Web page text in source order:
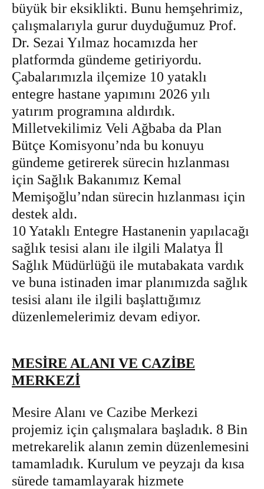
büyük bir eksiklikti. Bunu hemşehrimiz,
çalışmalarıyla gurur duyduğumuz Prof.
Dr. Sezai Yılmaz hocamızda her
platformda gündeme getiriyordu.
Çabalarımızla ilçemize 10 yataklı
entegre hastane yapımını 2026 yılı
yatırım programına aldırdık.
Milletvekilimiz Veli Ağbaba da Plan
Bütçe Komisyonu’nda bu konuyu
gündeme getirerek sürecin hızlanması
için Sağlık Bakanımız Kemal
Memişoğlu’ndan sürecin hızlanması için
destek aldı.
10 Yataklı Entegre Hastanenin yapılacağı
sağlık tesisi alanı ile ilgili Malatya İl
Sağlık Müdürlüğü ile mutabakata vardık
ve buna istinaden imar planımızda sağlık
tesisi alanı ile ilgili başlattığımız
düzenlemelerimiz devam ediyor.
MESİRE ALANI VE CAZİBE
MERKEZİ
Mesire Alanı ve Cazibe Merkezi
projemiz için çalışmalara başladık. 8 Bin
metrekarelik alanın zemin düzenlemesini
tamamladık. Kurulum ve peyzajı da kısa
sürede tamamlayarak hizmete